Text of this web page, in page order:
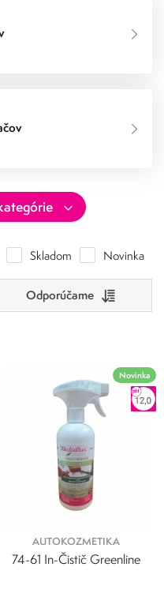
Skladom Novinka
Odporúčame
375 500
Novinka
AUTOKOZMETIKA
74-61 In-Čistič Greenline